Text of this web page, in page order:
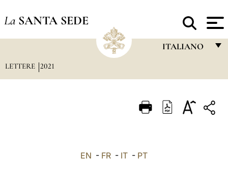
La SANTA SEDE
ITALIANO
ITALIANO
LETTERE 2021
EN - FR - IT - PT